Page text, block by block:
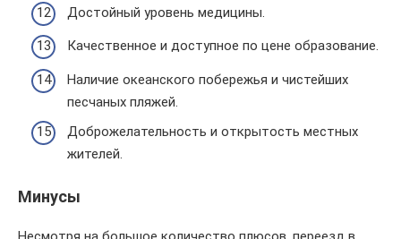
Достойный уровень медицины.
Качественное и доступное по цене образование.
Наличие океанского побережья и чистейших
песчаных пляжей.
Доброжелательность и открытость местных
жителей.
Минусы